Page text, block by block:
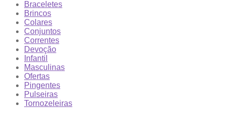
Braceletes
Brincos
Colares
Conjuntos
Correntes
Devoção
Infantil
Masculinas
Ofertas
Pingentes
Pulseiras
Tornozeleiras